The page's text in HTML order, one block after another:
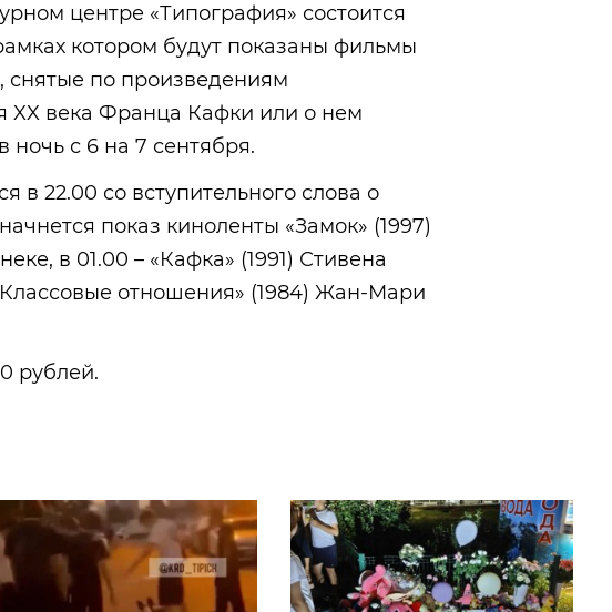
центре «Типография» состоится
котором будут показаны фильмы
снятые по произведениям
XX века Франца Кафки или о нем
с 6 на 7 сентября.
в 22.00 со вступительного слова о
показ киноленты «Замок» (1997)
в 01.00 – «Кафка» (1991) Стивена
отношения» (1984) Жан-Мари
рублей.